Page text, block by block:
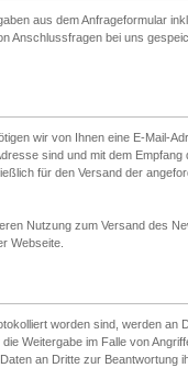
aus dem Anfrageformular
Anschlussfragen bei uns
wir von Ihnen eine E-Mail-
sind und mit dem
für den Versand der
Nutzung zum Versand des
Webseite.
worden sind, werden an
Weitergabe im Falle von
an Dritte zur Beantwortung